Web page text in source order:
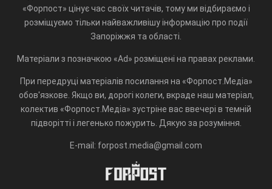
«Форпост» цінує час своїх читачів, тому ми відбираємо і
розміщуємо тільки найважливішу інформацію про події
Запоріжжя та області.
Матеріали з позначкою «Ad» розміщені на правах реклами.
При передруці матеріалів посилання на «Форпост.Медіа»
обов'язкове. Якщо ви, дорогі колеги, вкраде наш матеріал,
колектив «Форпост.Медіа» зустріне вас ввечері в темній
підворітті і легенько пожурить. Дякую за розуміння.
E-mail: forpost.media@gmail.com